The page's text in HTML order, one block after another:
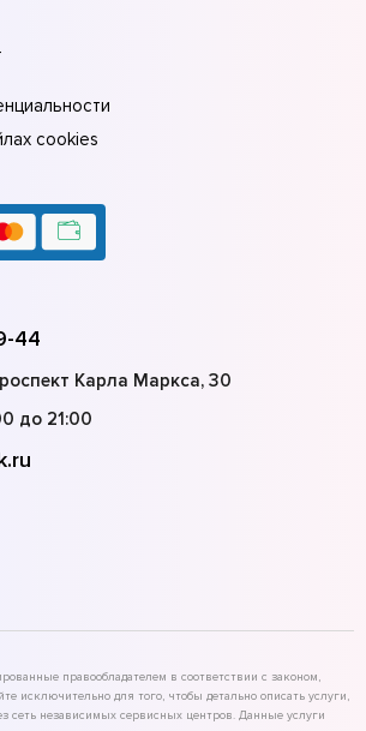
cookies
44
Карла Маркса, 30
до 21:00
правообладателем в соответствии с законом,
исключительно для того, чтобы детально описать услуги,
сеть независимых сервисных центров. Данные услуги